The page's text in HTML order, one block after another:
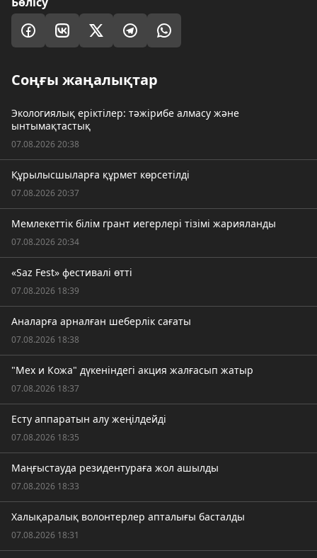
Соңғы жаңалықтар
Экологиялық еріктілер: тәжірибе алмасу және
ынтымақтастық
07.08.2026 20:38
Құрылысшыларға құрмет көрсетілді
07.08.2026 20:37
Мемлекеттік білім грант иегерлері тізімі жарияланды
07.08.2026 20:34
«Saz Fest» фестивалі өтті
07.08.2026 18:39
Аналарға арналған шеберлік сағаты
07.08.2026 18:38
"Мех и Кожа" дүкеніндегі акция жалғасып жатыр
07.08.2026 18:37
Есту аппаратын алу жеңілдейді
07.08.2026 18:35
Маңғыстауда резидентураға жол ашылды
07.08.2026 18:33
Халықаралық волонтерлер апталығы басталды
07.08.2026 18:31